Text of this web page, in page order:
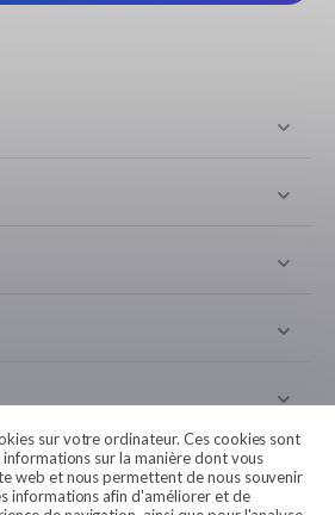
sur votre ordinateur. Ces cookies sont
sur la manière dont vous
web et nous permettent de nous souvenir
informations afin d'améliorer et de